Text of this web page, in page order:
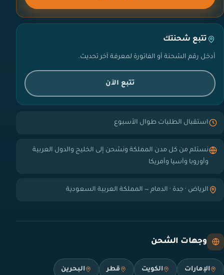
تتبع شحنتك
أدخل رقم الشحنة أو الفاتورة لمعرفة آخر تحديث.
تتبع الآن
استقبال الطلبات طوال الأسبوع
نستلم من كل مدن المملكة ونشحن إلى الخليج والدول العربية
وأوروبا وآسيا وأمريكا
الرياض · جدة · الدمام — المملكة العربية السعودية
وجهات الشحن
الإمارات الكويت قطر البحرين